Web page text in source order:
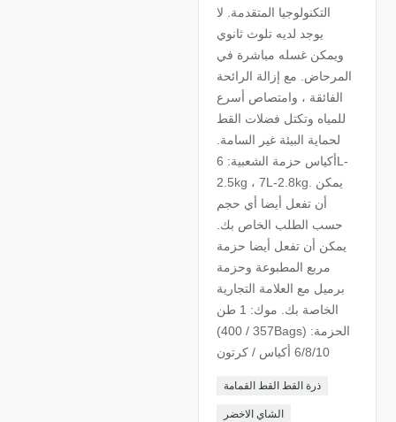
التكنولوجيا المتقدمة. لا
يوجد لديه تلوث ثانوي
ويمكن غسله مباشرة في
المرحاض. مع إزالة الرائحة
الفائقة ، وامتصاص أسرع
للمياه وتكتل فضلات القط
لحماية البيئة غير السامة.
أكياس حزمة الشعبية: 6L-
2.5kg ، 7L-2.8kg. يمكن
أن تفعل أيضا أي حجم
حسب الطلب الخاص بك.
يمكن أن تفعل أيضا حزمة
مربع المطبوعة وحزمة
برميل مع العلامة التجارية
الخاصة بك. موك: 1 طن
(357 / 400Bags) الحزمة:
6/8/10 أكياس / كرتون
ذرة القط القط القمامة
الشاي الاخضر